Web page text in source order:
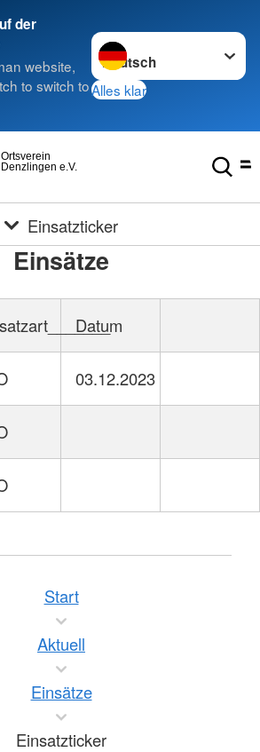
der
website,
to switch to
Sprache wechseln zu
Alles klar
Denzlingen e.V.
Ortsverein
Einsatzticker
Einsätze
Datum
03.12.2023
Start
Aktuell
Einsätze
Einsatzticker